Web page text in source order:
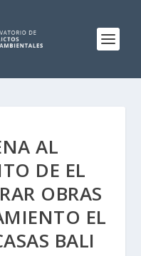
AL
DE EL
OBRAS
EL
BALI